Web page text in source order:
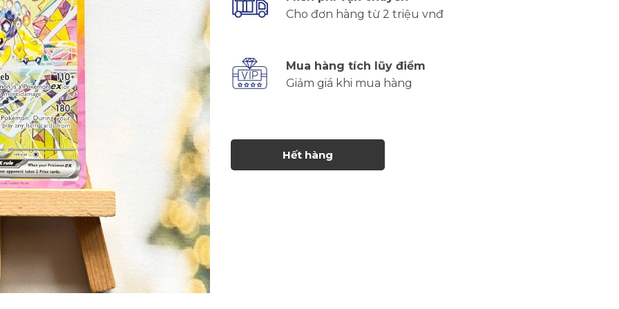
Cho đơn hàng từ 2 triệu vnđ
Mua hàng tích lũy điểm
Giảm giá khi mua hàng
Hết hàng